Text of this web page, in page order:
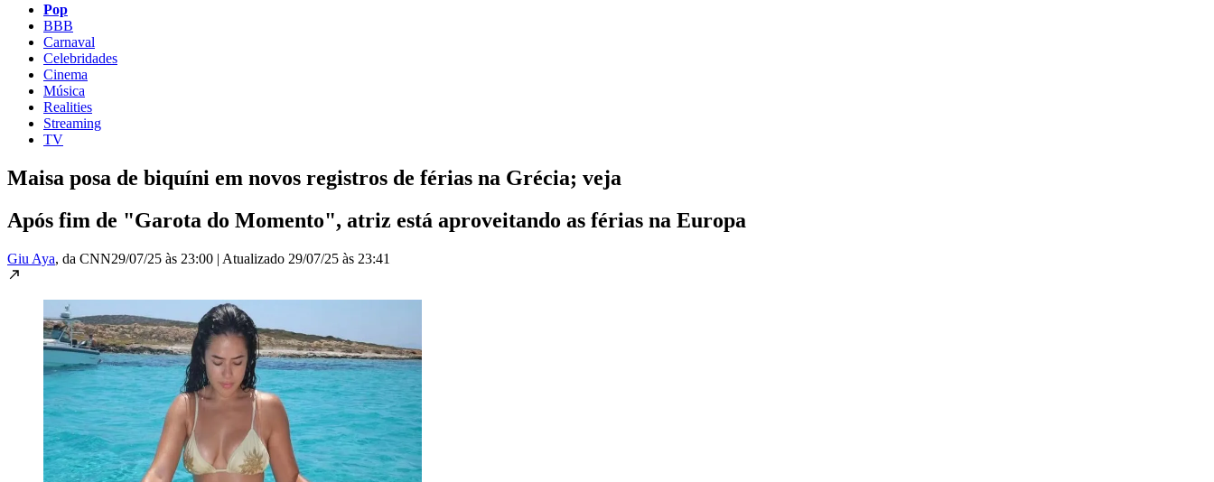
Pop
BBB
Carnaval
Celebridades
Cinema
Música
Realities
Streaming
TV
Maisa posa de biquíni em novos registros de férias na Grécia; veja
Após fim de "Garota do Momento", atriz está aproveitando as férias na Europa
Giu Aya, da CNN29/07/25 às 23:00 | Atualizado 29/07/25 às 23:41